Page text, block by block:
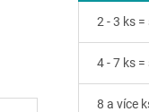
2 - 3 ks =
4 - 7 ks =
8 a více